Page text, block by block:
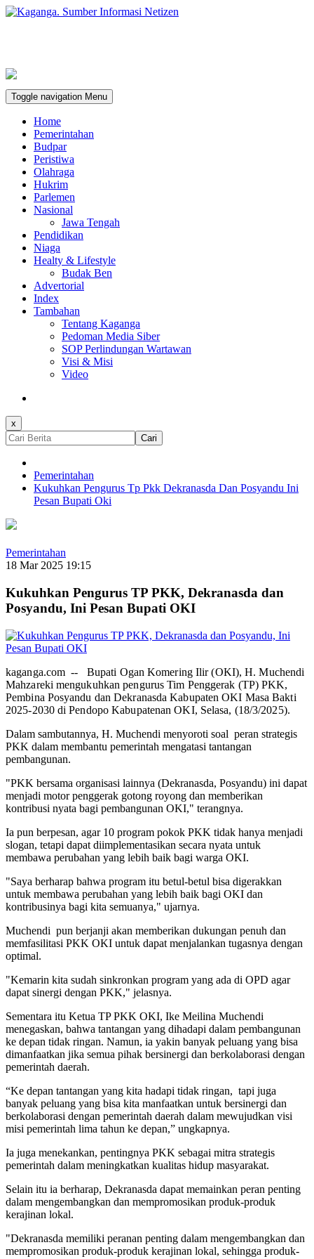
Toggle navigation Menu
Home
Pemerintahan
Budpar
Peristiwa
Olahraga
Hukrim
Parlemen
Nasional
Jawa Tengah
Pendidikan
Niaga
Healty & Lifestyle
Budak Ben
Advertorial
Index
Tambahan
Tentang Kaganga
Pedoman Media Siber
SOP Perlindungan Wartawan
Visi & Misi
Video
x
Cari
Pemerintahan
Kukuhkan Pengurus Tp Pkk Dekranasda Dan Posyandu Ini
Pesan Bupati Oki
Pemerintahan
18 Mar 2025 19:15
Kukuhkan Pengurus TP PKK, Dekranasda dan
Posyandu, Ini Pesan Bupati OKI
kaganga.com -- Bupati Ogan Komering Ilir (OKI), H. Muchendi
Mahzareki mengukuhkan pengurus Tim Penggerak (TP) PKK,
Pembina Posyandu dan Dekranasda Kabupaten OKI Masa Bakti
2025-2030 di Pendopo Kabupatenan OKI, Selasa, (18/3/2025).
Dalam sambutannya, H. Muchendi menyoroti soal peran strategis
PKK dalam membantu pemerintah mengatasi tantangan
pembangunan.
"PKK bersama organisasi lainnya (Dekranasda, Posyandu) ini dapat
menjadi motor penggerak gotong royong dan memberikan
kontribusi nyata bagi pembangunan OKI," terangnya.
Ia pun berpesan, agar 10 program pokok PKK tidak hanya menjadi
slogan, tetapi dapat diimplementasikan secara nyata untuk
membawa perubahan yang lebih baik bagi warga OKI.
"Saya berharap bahwa program itu betul-betul bisa digerakkan
untuk membawa perubahan yang lebih baik bagi OKI dan
kontribusinya bagi kita semuanya," ujarnya.
Muchendi pun berjanji akan memberikan dukungan penuh dan
memfasilitasi PKK OKI untuk dapat menjalankan tugasnya dengan
optimal.
"Kemarin kita sudah sinkronkan program yang ada di OPD agar
dapat sinergi dengan PKK," jelasnya.
Sementara itu Ketua TP PKK OKI, Ike Meilina Muchendi
menegaskan, bahwa tantangan yang dihadapi dalam pembangunan
ke depan tidak ringan. Namun, ia yakin banyak peluang yang bisa
dimanfaatkan jika semua pihak bersinergi dan berkolaborasi dengan
pemerintah daerah.
“Ke depan tantangan yang kita hadapi tidak ringan, tapi juga
banyak peluang yang bisa kita manfaatkan untuk bersinergi dan
berkolaborasi dengan pemerintah daerah dalam mewujudkan visi
misi pemerintah lima tahun ke depan,” ungkapnya.
Ia juga menekankan, pentingnya PKK sebagai mitra strategis
pemerintah dalam meningkatkan kualitas hidup masyarakat.
Selain itu ia berharap, Dekranasda dapat memainkan peran penting
dalam mengembangkan dan mempromosikan produk-produk
kerajinan lokal.
"Dekranasda memiliki peranan penting dalam mengembangkan dan
mempromosikan produk-produk kerajinan lokal, sehingga produk-